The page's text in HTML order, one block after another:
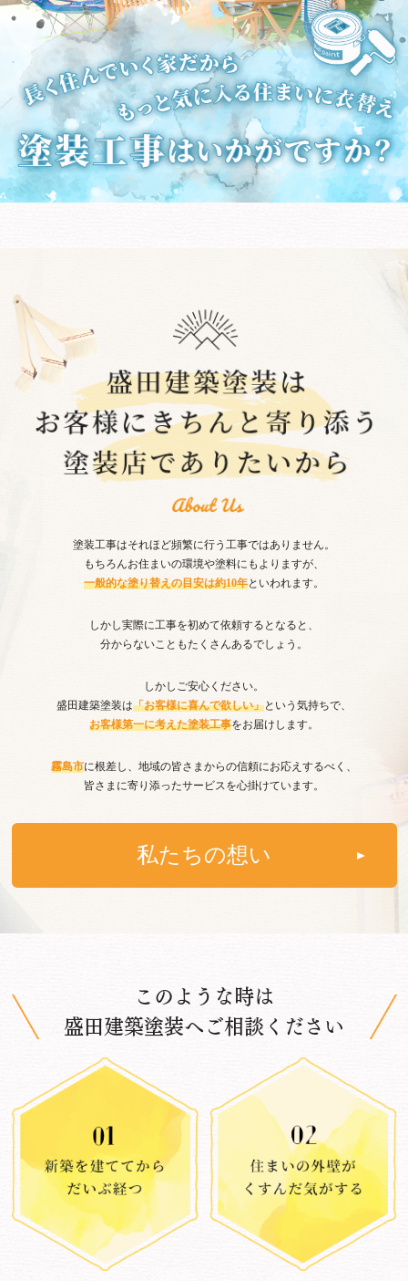
塗装工事はそれほど頻繁に行う工事ではありません。
もちろんお住まいの環境や塗料にもよりますが、
一般的な塗り替えの目安は約10年といわれます。
しかし実際に工事を初めて依頼するとなると、
分からないこともたくさんあるでしょう。
しかしご安心ください。
盛田建築塗装は「お客様に喜んで欲しい」という気持ちで、
お客様第一に考えた塗装工事をお届けします。
霧島市に根差し、地域の皆さまからの信頼にお応えするべく、
皆さまに寄り添ったサービスを心掛けています。
私たちの想い
このような時は
盛田建築塗装へご相談ください